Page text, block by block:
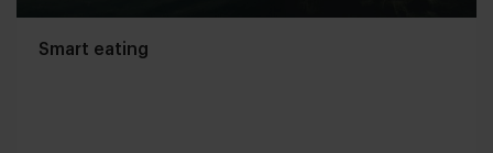
Smart eating